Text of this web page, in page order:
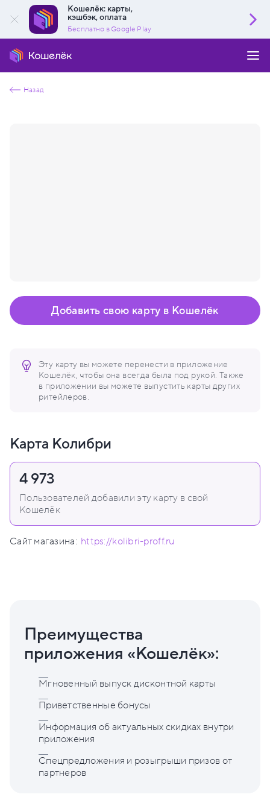
Кошелёк: карты,
кэшбэк, оплата
Бесплатно в Google Play
Назад
Эту карту вы можете перенести в приложение
Кошелёк, чтобы она всегда была под рукой. Также
в приложении вы можете выпустить карты других
ритейлеров.
Добавить свою карту в Кошелёк
Карта Колибри
4 973
Пользователей добавили эту карту в свой
Кошелёк
Сайт магазина: https://kolibri-proff.ru
Преимущества
приложения «Кошелёк»:
Мгновенный выпуск дисконтной карты
Приветственные бонусы
Информация об актуальных скидках внутри
приложения
Спецпредложения и розыгрыши призов от
партнеров